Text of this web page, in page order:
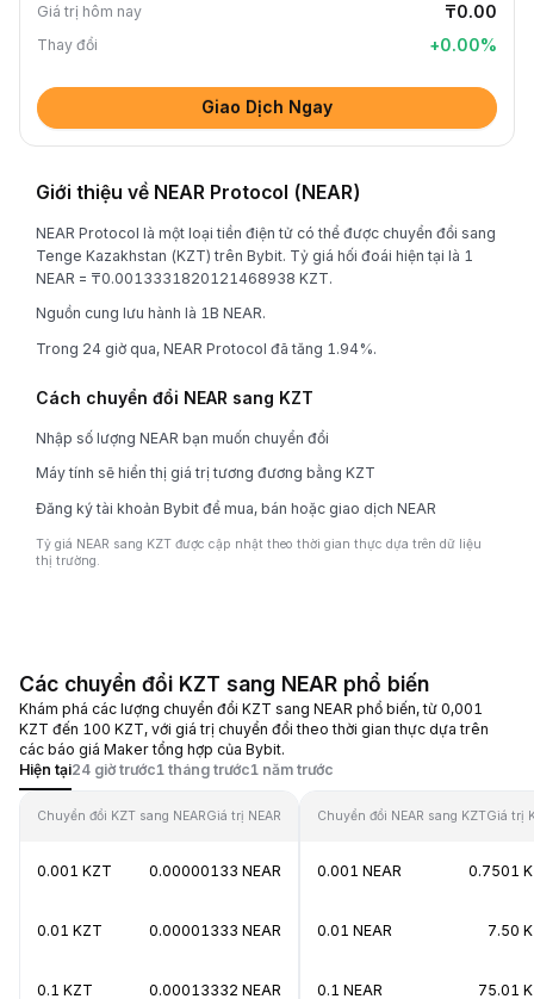
Giá trị hôm nay ₸0.00
Thay đổi +0.00%
Giao Dịch Ngay
Giới thiệu về NEAR Protocol (NEAR)
NEAR Protocol là một loại tiền điện tử có thể được chuyển đổi sang
Tenge Kazakhstan (KZT) trên Bybit. Tỷ giá hối đoái hiện tại là 1
NEAR = ₸0.0013331820121468938 KZT.
Nguồn cung lưu hành là 1B NEAR.
Trong 24 giờ qua, NEAR Protocol đã tăng 1.94%.
Cách chuyển đổi NEAR sang KZT
Nhập số lượng NEAR bạn muốn chuyển đổi
Máy tính sẽ hiển thị giá trị tương đương bằng KZT
Đăng ký tài khoản Bybit để mua, bán hoặc giao dịch NEAR
Tỷ giá NEAR sang KZT được cập nhật theo thời gian thực dựa trên dữ liệu
thị trường.
Các chuyển đổi KZT sang NEAR phổ biến
Khám phá các lượng chuyển đổi KZT sang NEAR phổ biến, từ 0,001
KZT đến 100 KZT, với giá trị chuyển đổi theo thời gian thực dựa trên
các báo giá Maker tổng hợp của Bybit.
Hiện tại24 giờ trước1 tháng trước1 năm trước
Chuyển đổi KZT sang NEARGiá trị NEAR
0.001 KZT 0.00000133 NEAR
0.01 KZT 0.00001333 NEAR
0.1 KZT 0.00013332 NEAR
Chuyển đổi NEAR sang KZTGiá trị
0.001 NEAR 0.7501
0.01 NEAR 7.50
0.1 NEAR 75.01